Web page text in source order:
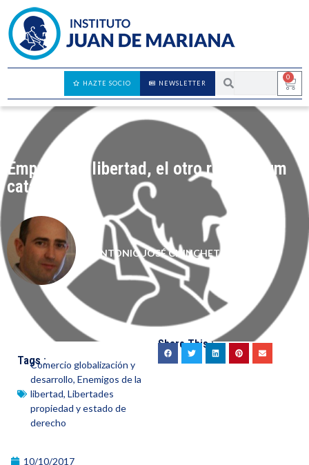
0
NEWSLETTER
HAZTE SOCIO
Empresas y libertad, el otro referéndum
catalán
ANTONIO JOSÉ CHINCHETRU
Tags :
Comercio globalización y
desarrollo, Enemigos de la
libertad, Libertades
propiedad y estado de
derecho
Share This :
10/10/2017